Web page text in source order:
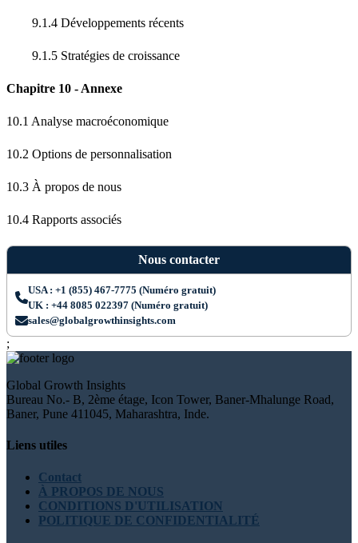
9.1.4 Développements récents
9.1.5 Stratégies de croissance
Chapitre 10 - Annexe
10.1 Analyse macroéconomique
10.2 Options de personnalisation
10.3 À propos de nous
10.4 Rapports associés
Nous contacter
USA : +1 (855) 467-7775 (Numéro gratuit)
UK : +44 8085 022397 (Numéro gratuit)
sales@globalgrowthinsights.com
;
Global Growth Insights
Bureau No.- B, 2ème étage, Icon Tower, Baner-Mhalunge Road,
Baner, Pune 411045, Maharashtra, Inde.
Liens utiles
Contact
À PROPOS DE NOUS
CONDITIONS D'UTILISATION
POLITIQUE DE CONFIDENTIALITÉ